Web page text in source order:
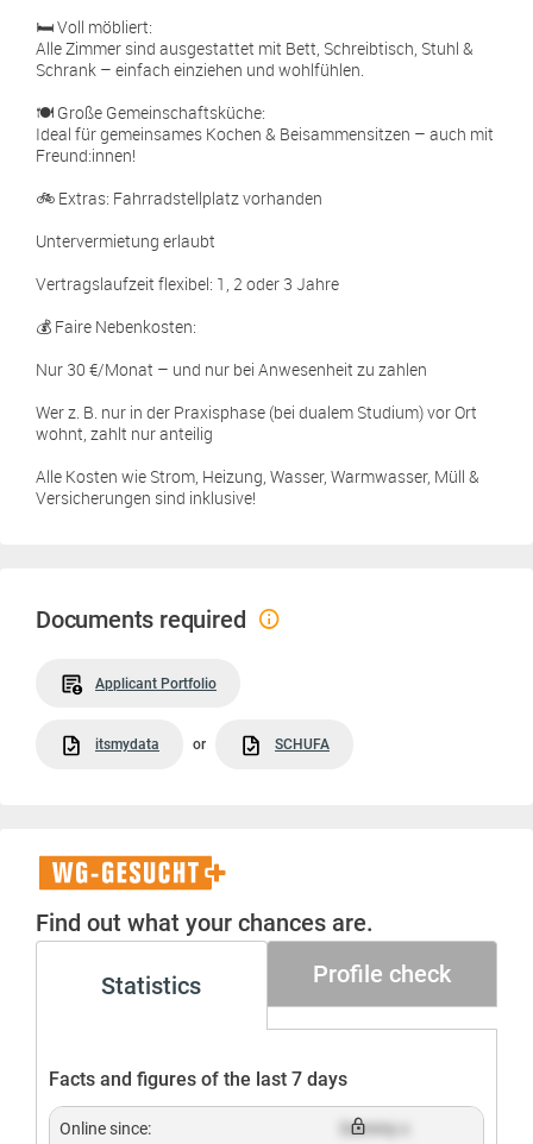
🛏️ Voll möbliert:
Alle Zimmer sind ausgestattet mit Bett, Schreibtisch, Stuhl &
Schrank – einfach einziehen und wohlfühlen.
🍽️ Große Gemeinschaftsküche:
Ideal für gemeinsames Kochen & Beisammensitzen – auch mit
Freund:innen!
🚲 Extras: Fahrradstellplatz vorhanden
Untervermietung erlaubt
Vertragslaufzeit flexibel: 1, 2 oder 3 Jahre
💰 Faire Nebenkosten:
Nur 30 €/Monat – und nur bei Anwesenheit zu zahlen
Wer z. B. nur in der Praxisphase (bei dualem Studium) vor Ort
wohnt, zahlt nur anteilig
Alle Kosten wie Strom, Heizung, Wasser, Warmwasser, Müll &
Versicherungen sind inklusive!
Documents required
Applicant Portfolio
itsmydata or SCHUFA
WG-
Gesucht+
Find out what your chances are.
Statistics Profile check
Facts and figures of the last 7 days
Online since: Dummy x